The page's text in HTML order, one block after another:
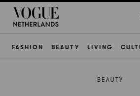
FASHION BEAUTY LIVING
BEAUTY